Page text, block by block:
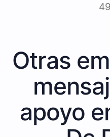
Otras
apoyo